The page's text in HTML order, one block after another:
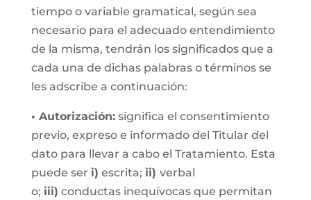
tiempo o variable gramatical, según sea
necesario para el adecuado entendimiento
de la misma, tendrán los significados que a
cada una de dichas palabras o términos se
les adscribe a continuación:
• Autorización:significa el consentimiento
previo, expreso e informado del Titular del
dato para llevar a cabo el Tratamiento. Esta
puede ser i) escrita; ii) verbal
o; iii) conductas inequívocas que permitan